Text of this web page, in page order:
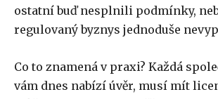
ostatní buď nesplnili podmínky,
regulovaný byznys jednoduše
Co to znamená v praxi? Každá
vám dnes nabízí úvěr, musí mít